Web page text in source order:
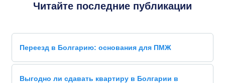
Читайте последние публикации
Переезд в Болгарию: основания для ПМЖ
Выгодно ли сдавать квартиру в Болгарии в